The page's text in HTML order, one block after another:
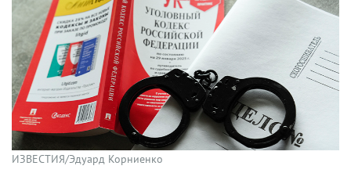
ИЗВЕСТИЯ/Эдуард Корниенко